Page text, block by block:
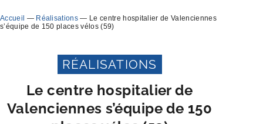
Accueil — Réalisations — Le centre hospitalier de Valenciennes
s’équipe de 150 places vélos (59)
RÉALISATIONS
Le centre hospitalier de
Valenciennes s’équipe de 150